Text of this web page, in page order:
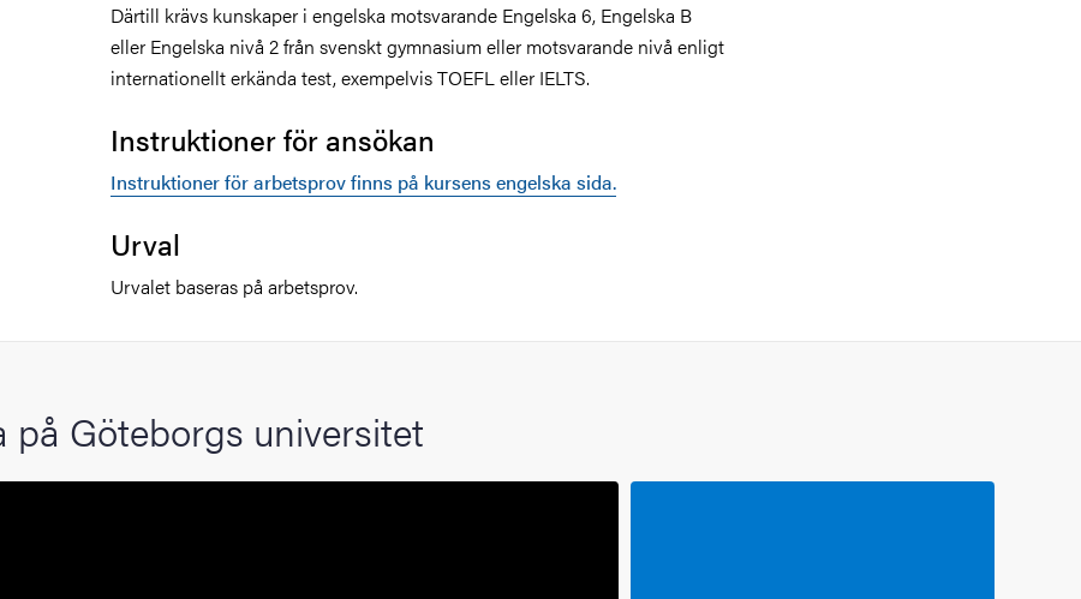
Därtill krävs kunskaper i engelska motsvarande Engelska 6, Engelska B
eller Engelska nivå 2 från svenskt gymnasium eller motsvarande nivå enligt
internationellt erkända test, exempelvis TOEFL eller IELTS.
Instruktioner för ansökan
Instruktioner för arbetsprov finns på kursens engelska sida.
Urval
Urvalet baseras på arbetsprov.
på Göteborgs universitet